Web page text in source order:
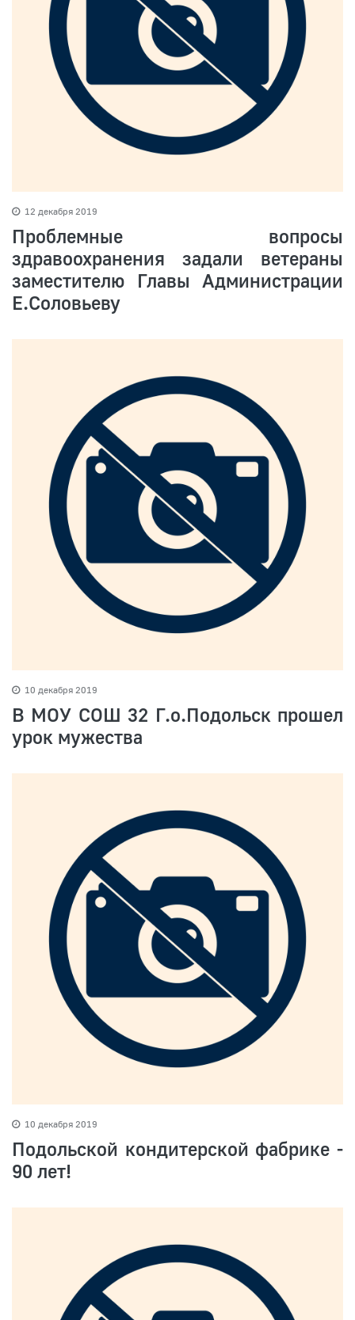
12 декабря 2019
Проблемные вопросы
здравоохранения задали ветераны
заместителю Главы Администрации
Е.Соловьеву
10 декабря 2019
В МОУ СОШ 32 Г.о.Подольск прошел
урок мужества
10 декабря 2019
Подольской кондитерской фабрике -
90 лет!